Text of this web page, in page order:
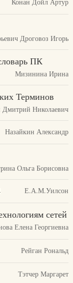
Дроговоз Игорь
ПК
Мизинина Ирина
Терминов
Дмитрий Николаевич
Назайкин Александр
Ольга Борисовна
Е.А.М.Уилсон
сетей
Елена Георгиевна
Рейган Рональд
Тэтчер Маргарет